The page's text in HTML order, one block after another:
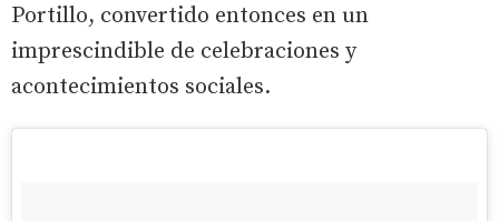
Portillo, convertido entonces en un
imprescindible de celebraciones y
acontecimientos sociales.